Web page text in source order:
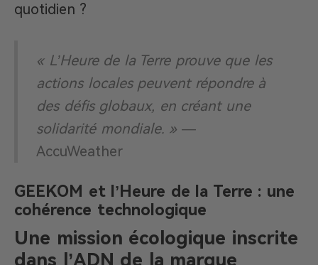
quotidien ?
« L’Heure de la Terre prouve que les
actions locales peuvent répondre à
des défis globaux, en créant une
solidarité mondiale. » —
AccuWeather
GEEKOM et l’Heure de la Terre : une
cohérence technologique
Une mission écologique inscrite
dans l’ADN de la marque